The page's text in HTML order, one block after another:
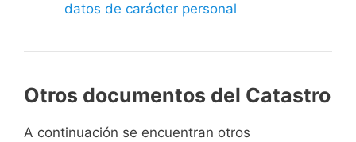
datos de carácter personal
Otros documentos del Catastro
A continuación se encuentran otros